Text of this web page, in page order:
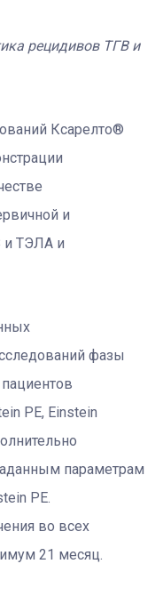
рецидивов ТГВ и
Ксарелто®
и
и ТЭЛА и
фазы
PE, Einstein
параметрам
PE.
во всех
21 месяц.